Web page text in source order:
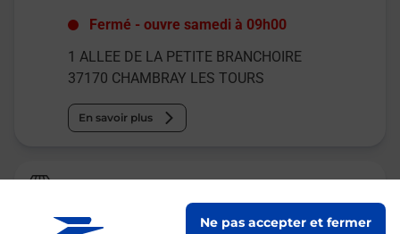
Ne pas accepter et fermer
Fermé -ouvre samedi à 09h00
1 ALLEE DE LA PETITE BRANCHOIRE
37170 CHAMBRAY LES TOURS
En savoir plus
Relais Pickup
LE SAINT CLOUD